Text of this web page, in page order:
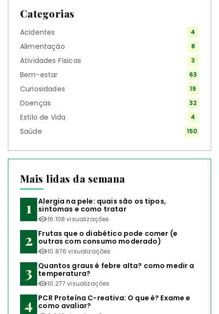
Categorias
Acidentes 4
Alimentação 8
Atividades Físicas 3
Bem-estar 63
Curiosidades 19
Doenças 32
Estilo de Vida 4
Saúde 150
Mais lidas da semana
Alergia na pele: quais são os tipos,
sintomas e como tratar
16.108 visualizações
Frutas que o diabético pode comer (e
outras com consumo moderado)
10.876 visualizações
Quantos graus é febre alta? como medir a
temperatura?
10.277 visualizações
PCR Proteína C-reativa: O que é? Exame e
como avaliar?